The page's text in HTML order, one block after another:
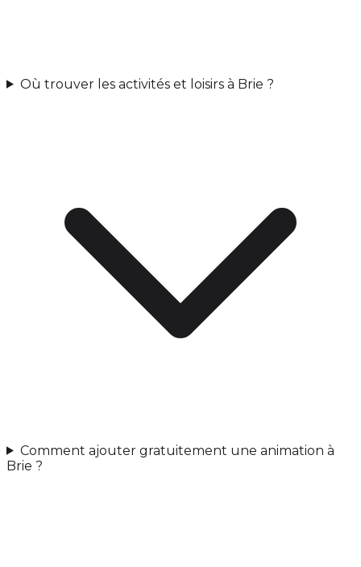
Où trouver les activités et loisirs à Brie ?
Comment ajouter gratuitement une animation à
Brie ?